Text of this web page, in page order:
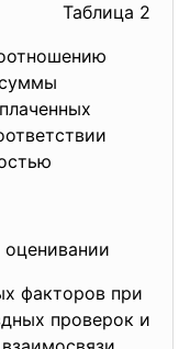
Таблица 2
факторов при
проверок и